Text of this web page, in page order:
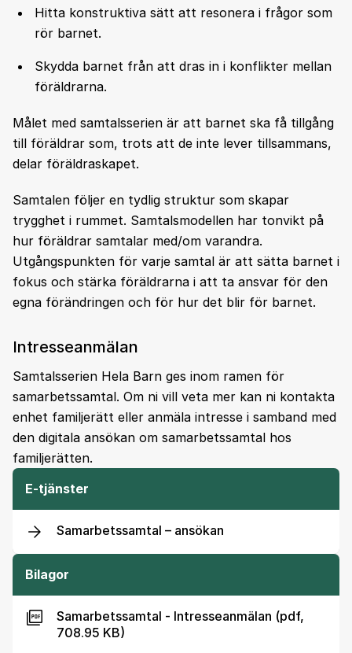
Hitta konstruktiva sätt att resonera i frågor som
rör barnet.
Skydda barnet från att dras in i konflikter mellan
föräldrarna.
Målet med samtalsserien är att barnet ska få tillgång
till föräldrar som, trots att de inte lever tillsammans,
delar föräldraskapet.
Samtalen följer en tydlig struktur som skapar
trygghet i rummet. Samtalsmodellen har tonvikt på
hur föräldrar samtalar med/om varandra.
Utgångspunkten för varje samtal är att sätta barnet i
fokus och stärka föräldrarna i att ta ansvar för den
egna förändringen och för hur det blir för barnet.
Intresseanmälan
Samtalsserien Hela Barn ges inom ramen för
samarbetssamtal. Om ni vill veta mer kan ni kontakta
enhet familjerätt eller anmäla intresse i samband med
den digitala ansökan om samarbetssamtal hos
familjerätten.
E-tjänster
Samarbetssamtal – ansökan
Bilagor
Samarbetssamtal - Intresseanmälan (pdf,
708.95 KB)